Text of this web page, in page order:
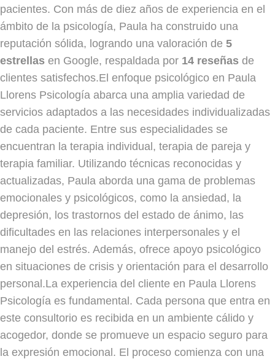
pacientes. Con más de diez años de experiencia en el
ámbito de la psicología, Paula ha construido una
reputación sólida, logrando una valoración de 5
estrellas en Google, respaldada por 14 reseñas de
clientes satisfechos.El enfoque psicológico en Paula
Llorens Psicología abarca una amplia variedad de
servicios adaptados a las necesidades individualizadas
de cada paciente. Entre sus especialidades se
encuentran la terapia individual, terapia de pareja y
terapia familiar. Utilizando técnicas reconocidas y
actualizadas, Paula aborda una gama de problemas
emocionales y psicológicos, como la ansiedad, la
depresión, los trastornos del estado de ánimo, las
dificultades en las relaciones interpersonales y el
manejo del estrés. Además, ofrece apoyo psicológico
en situaciones de crisis y orientación para el desarrollo
personal.La experiencia del cliente en Paula Llorens
Psicología es fundamental. Cada persona que entra en
este consultorio es recibida en un ambiente cálido y
acogedor, donde se promueve un espacio seguro para
la expresión emocional. El proceso comienza con una